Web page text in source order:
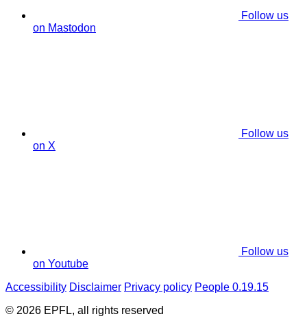
Follow us
on Mastodon
Follow us
on X
Follow us
on Youtube
Accessibility Disclaimer Privacy policy People 0.19.15
© 2026 EPFL, all rights reserved